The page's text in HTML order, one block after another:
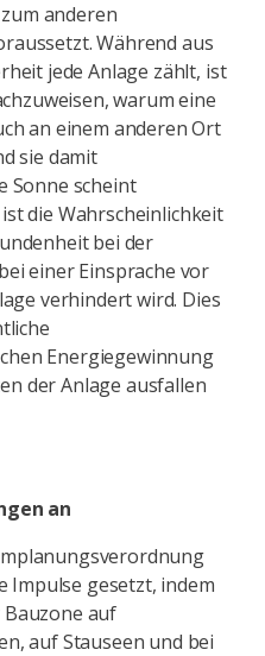
anderen
Während aus
jede Anlage zählt, ist
warum eine
an einem anderen Ort
sie damit
Sonne scheint
die Wahrscheinlichkeit
bei der
einer Einsprache vor
verhindert wird. Dies
Energiegewinnung
der Anlage ausfallen
an
Impulse gesetzt, indem
auf
auf Stauseen und bei